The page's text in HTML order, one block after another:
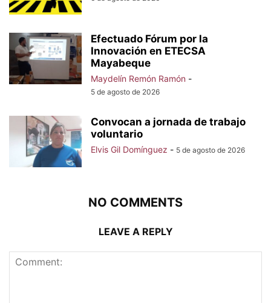
Efectuado Fórum por la
Innovación en ETECSA
Mayabeque
Maydelín Remón Ramón -
5 de agosto de 2026
Convocan a jornada de trabajo
voluntario
Elvis Gil Domínguez - 5 de agosto de 2026
NO COMMENTS
LEAVE A REPLY